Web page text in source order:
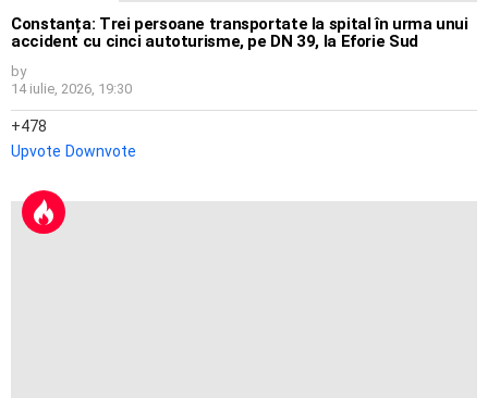
Constanța: Trei persoane transportate la spital în urma unui
accident cu cinci autoturisme, pe DN 39, la Eforie Sud
by
14 iulie, 2026, 19:30
478
Upvote Downvote